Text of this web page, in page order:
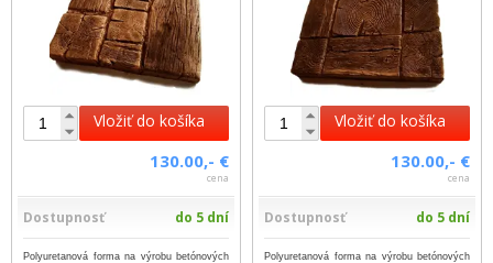
Vložiť do košíka
130.00,- €
cena
Dostupnosť do 5 dní
Polyuretanová forma na výrobu betónových
Vložiť do košíka
130.00,- €
cena
Dostupnosť do 5 dní
Polyuretanová forma na výrobu betónových